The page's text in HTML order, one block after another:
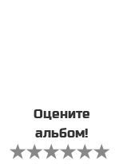
Оцените
альбом!